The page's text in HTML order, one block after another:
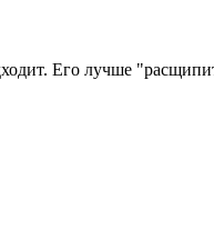
Его лучше